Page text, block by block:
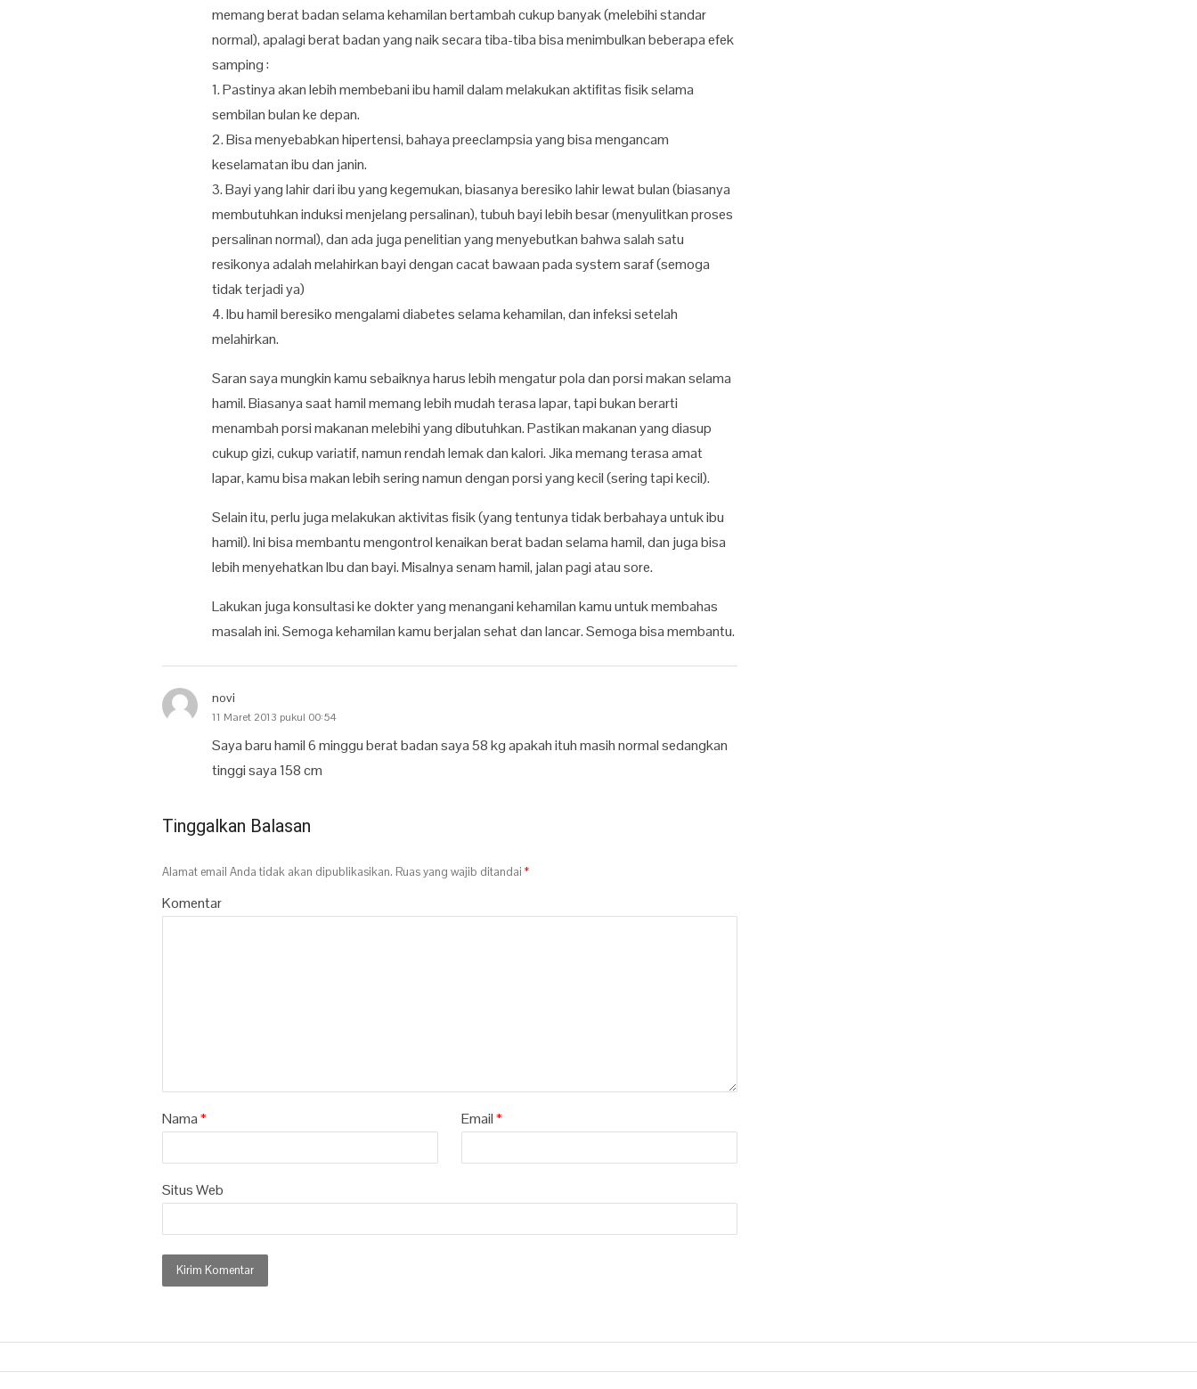
memang berat badan selama kehamilan bertambah cukup banyak (melebihi standar
normal), apalagi berat badan yang naik secara tiba-tiba bisa menimbulkan beberapa efek
samping :
1. Pastinya akan lebih membebani ibu hamil dalam melakukan aktifitas fisik selama
sembilan bulan ke depan.
2. Bisa menyebabkan hipertensi, bahaya preeclampsia yang bisa mengancam
keselamatan ibu dan janin.
3. Bayi yang lahir dari ibu yang kegemukan, biasanya beresiko lahir lewat bulan (biasanya
membutuhkan induksi menjelang persalinan), tubuh bayi lebih besar (menyulitkan proses
persalinan normal), dan ada juga penelitian yang menyebutkan bahwa salah satu
resikonya adalah melahirkan bayi dengan cacat bawaan pada system saraf (semoga
tidak terjadi ya)
4. Ibu hamil beresiko mengalami diabetes selama kehamilan, dan infeksi setelah
melahirkan.
Saran saya mungkin kamu sebaiknya harus lebih mengatur pola dan porsi makan selama
hamil. Biasanya saat hamil memang lebih mudah terasa lapar, tapi bukan berarti
menambah porsi makanan melebihi yang dibutuhkan. Pastikan makanan yang diasup
cukup gizi, cukup variatif, namun rendah lemak dan kalori. Jika memang terasa amat
lapar, kamu bisa makan lebih sering namun dengan porsi yang kecil (sering tapi kecil).
Selain itu, perlu juga melakukan aktivitas fisik (yang tentunya tidak berbahaya untuk ibu
hamil). Ini bisa membantu mengontrol kenaikan berat badan selama hamil, dan juga bisa
lebih menyehatkan Ibu dan bayi. Misalnya senam hamil, jalan pagi atau sore.
Lakukan juga konsultasi ke dokter yang menangani kehamilan kamu untuk membahas
masalah ini. Semoga kehamilan kamu berjalan sehat dan lancar. Semoga bisa membantu.
novi
11 Maret 2013 pukul 00:54
Saya baru hamil 6 minggu berat badan saya 58 kg apakah ituh masih normal sedangkan
tinggi saya 158 cm
Tinggalkan Balasan
Alamat email Anda tidak akan dipublikasikan. Ruas yang wajib ditandai*
Komentar
Nama* Email*
Situs Web